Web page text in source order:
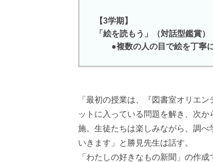
【3学期】
「絵を読もう」（対話型鑑賞）
●複数の人の目で絵を丁寧に
「最初の授業は、『図書室オリエ
ットに入っている問題を解き、次
施。生徒たちは楽しみながら、調
いきます」と勝見先生は話す。
「わたしの好きなもの新聞」の作